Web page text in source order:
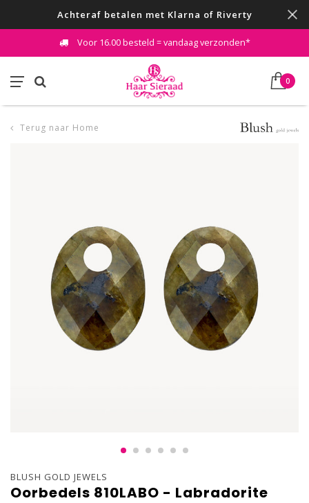
Achteraf betalen met Klarna of Riverty
Voor 16.00 besteld = vandaag verzonden*
0
Terug naar Home
BLUSH GOLD JEWELS
Oorbedels 810LABO - Labradorite